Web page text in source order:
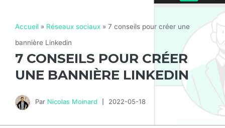
Accueil » Réseaux sociaux » 7 conseils pour créer une
bannière Linkedin
7 CONSEILS POUR CRÉER
UNE BANNIÈRE LINKEDIN
Par Nicolas Moinard 2022-05-18